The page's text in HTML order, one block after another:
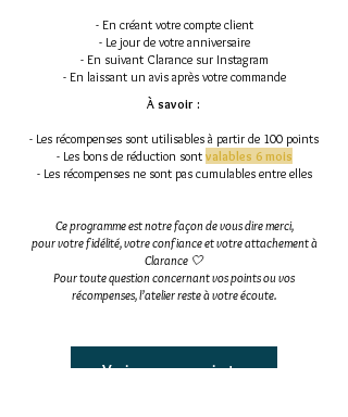
- En créant votre compte client
- Le jour de votre anniversaire
- En suivant Clarance sur Instagram
- En laissant un avis après votre commande
À savoir :
- Les récompenses sont utilisables à partir de 100 points
- Les bons de réduction sont valables 6 mois
- Les récompenses ne sont pas cumulables entre elles
Ce programme est notre façon de vous dire merci,
pour votre fidélité, votre confiance et votre attachement à
Clarance 🤍
Pour toute question concernant vos points ou vos
récompenses, l’atelier reste à votre écoute.
Voir mes points